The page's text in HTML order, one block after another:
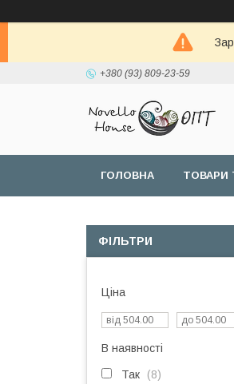
+380 (93) 809-23-59
ГОЛОВНА ТОВАРИ
ФІЛЬТРИ
Ціна
В наявності
Так 8